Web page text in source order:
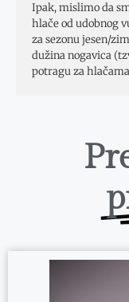
Ipak, mislimo da
hlače od udobnog
za sezonu jesen/
dužina nogavica
potragu za